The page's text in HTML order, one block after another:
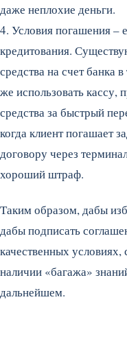
даже неплохие деньги.
4. Условия погашения –
кредитования.
средства на счет банка
же использовать кассу,
средства за быстрый
когда клиент погашает
договору через
хороший штраф.
Таким образом, дабы
дабы подписать
качественных условиях,
наличии «багажа»
дальнейшем.